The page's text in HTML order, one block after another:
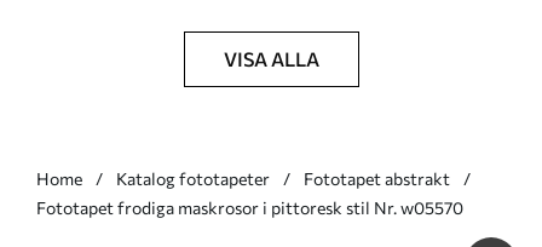
VISA ALLA
Home Katalog fototapeter
Fototapet abstrakt
Fototapet frodiga maskrosor i pittoresk stil Nr. w05570